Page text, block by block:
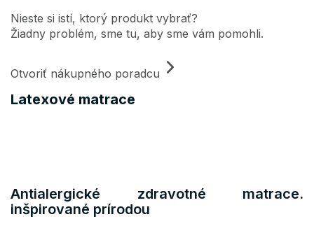
Latexové matrace
Nieste si istí, ktorý produkt vybrať?
Žiadny problém, sme tu, aby sme vám pomohli.
Otvoriť nákupného poradcu
Antialergické zdravotné matrace.
inšpirované prírodou